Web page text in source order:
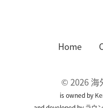
Home
© 2026 海
is owned by